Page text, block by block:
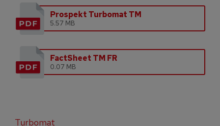
Prospekt Turbomat TM
5.57 MB
FactSheet TM FR
0.07 MB
Turbomat